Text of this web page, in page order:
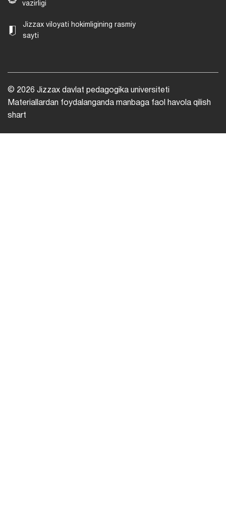
vazirligi
Jizzax viloyati hokimligining rasmiy
sayti
© 2026 Jizzax davlat pedagogika universiteti
Materiallardan foydalanganda manbaga faol havola qilish
shart